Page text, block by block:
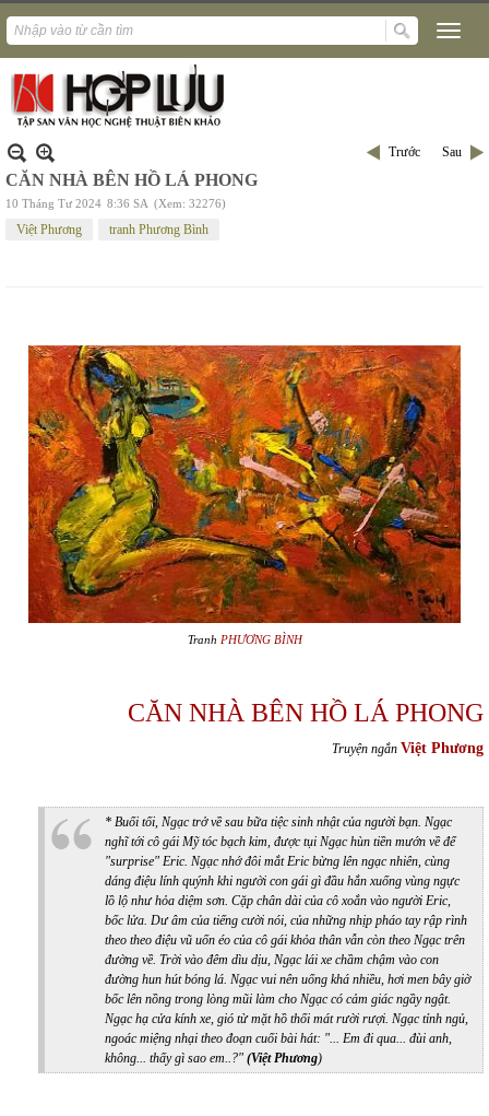
Trước Sau
CĂN NHÀ BÊN HỒ LÁ PHONG
10 Tháng Tư 2024 8:36 SA (Xem: 32276)
Việt Phương tranh Phương Bình
Tranh PHƯƠNG BÌNH
CĂN NHÀ BÊN HỒ LÁ PHONG
Truyện ngắn Việt Phương
* Buổi tối, Ngạc trở về sau bữa tiệc sinh nhật của người bạn. Ngạc
nghĩ tới cô gái Mỹ tóc bạch kim, được tụi Ngạc hùn tiền mướn về để
"surprise" Eric. Ngạc nhớ đôi mắt Eric bừng lên ngạc nhiên, cùng
dáng điệu lính quýnh khi người con gái gì đầu hắn xuống vùng ngực
lồ lộ như hỏa diệm sơn. Cặp chân dài của cô xoắn vào người Eric,
bốc lửa. Dư âm của tiếng cười nói, của những nhịp pháo tay rập rình
theo theo điệu vũ uốn éo của cô gái khỏa thân vẫn còn theo Ngạc trên
đường về. Trời vào đêm dìu dịu, Ngạc lái xe chầm chậm vào con
đường hun hút bóng lá. Ngạc vui nên uống khá nhiều, hơi men bây giờ
bốc lên nồng trong lòng mũi làm cho Ngạc có cảm giác ngầy ngật.
Ngạc hạ cửa kính xe, gió từ mặt hồ thổi mát rười rượi. Ngạc tỉnh ngủ,
ngoác miệng nhại theo đoạn cuối bài hát: "... Em đi qua... đùi anh,
không... thấy gì sao em..?" (Việt Phương)